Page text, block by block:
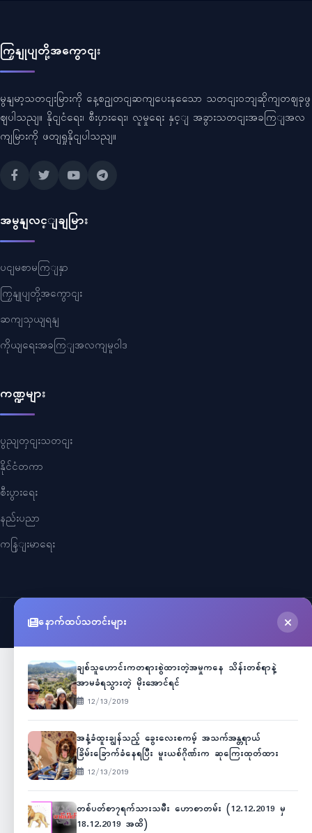
ကြှနျုပျတို့အကွောငျး
မွနျမာ့သတငျးမြားကို နေ့စဥျတငျဆကျပေးနသေော သတငျးဝဘျဆိုကျတဈခုဖွ
ဈပါသညျ။ နိုငျငံရေး၊ စီးပှားရေး၊ လူမှုရေး နှင့ျ အခွားသတငျးအခကြျအလ
ကျမြားကို ဖတျရှုနိုငျပါသညျ။
အမွနျလင့ျချမြား
ပငျမစာမကြျနှာ
ကြှနျုပျတို့အကွောငျး
ဆကျသှယျရနျ
ကိုယျရေးအခကြျအလကျမူဝါဒ
ကဏ္ဍများ
ပွညျတှငျးသတငျး
နိုင်ငံတကာ
စီးပွားရေး
နည်းပညာ
ကနြျးမာရေး
©2026Myanmar Cele News
နောက်ထပ်သတင်းများ
ချစ်သူဟောင်းကတရားစွဲထားတဲ့အမှုကနေ သိန်းတစ်ရာနဲ့
အာမခံရသွားတဲ့ မိုးအောင်ရင်
12/13/2019
အနံ့ခံထူးချွန်သည့် ခွေးလေးစကမ့် အသက်အန္တရာယ်
ခြိမ်းခြောက်ခံနေရပြီး မူးယစ်ဂိုဏ်းက ဆုကြေးထုတ်ထား
12/13/2019
တစ်ပတ်စာ၇ရက်သားသမီး ဟောစာတမ်း (12.12.2019 မှ
18.12.2019 အထိ)